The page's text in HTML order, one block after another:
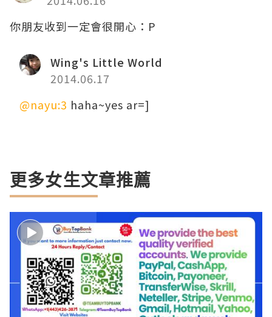
你朋友收到一定會很開心：P
Wing's Little World
2014.06.17
@nayu:3 haha~yes ar=]
更多女生文章推薦